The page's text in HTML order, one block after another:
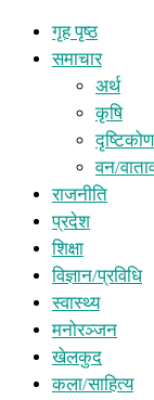
गृह पृष्ठ
समाचार
अर्थ
कृषि
वन/
राजनीति
प्रदेश
शिक्षा
विज्ञान/प्रविधि
स्वास्थ्य
मनोरञ्जन
खेलकुद
कला/साहित्य